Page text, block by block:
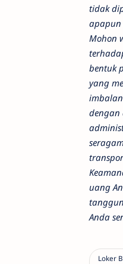
tidak
apapun
Mohon
bentuk
yang
dengan
uang
Anda